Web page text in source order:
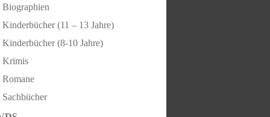
Biographien
Kinderbücher (11 – 13 Jahre)
Kinderbücher (8-10 Jahre)
Krimis
Romane
Sachbücher